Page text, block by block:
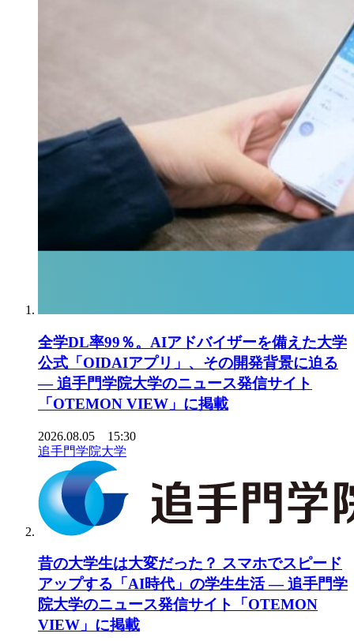
全学DL率99％。AIアドバイザーを備えた大学
公式「OIDAIアプリ」、その開発背景に迫る
― 追手門学院大学のニュース発信サイト
「OTEMON VIEW」に掲載
2026.08.05 15:30
追手門学院大学
昔の大学生は大変だった？ スマホでスピード
アップする「AI時代」の学生生活 ― 追手門学
院大学のニュース発信サイト「OTEMON
VIEW」に掲載